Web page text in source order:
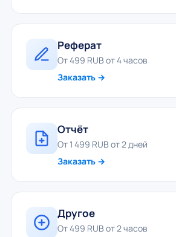
Реферат
От 499 RUB от 4 часов
Заказать →
Отчёт
От 1 499 RUB от 2 дней
Заказать →
Другое
От 499 RUB от 2 часов